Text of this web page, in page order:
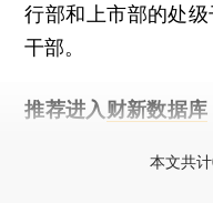
行部和上市部的处
干部。
推荐进入 财新数据库
本文共